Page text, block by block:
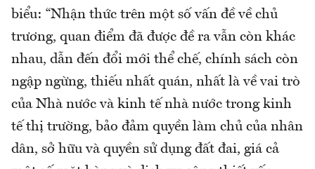
biểu: “Nhận thức trên một số vấn đề về chủ
trương, quan điểm đã được đề ra vẫn còn khác
nhau, dẫn đến đổi mới thể chế, chính sách còn
ngập ngừng, thiếu nhất quán, nhất là về vai trò
của Nhà nước và kinh tế nhà nước trong kinh
tế thị trường, bảo đảm quyền làm chủ của nhân
dân, sở hữu và quyền sử dụng đất đai, giá cả